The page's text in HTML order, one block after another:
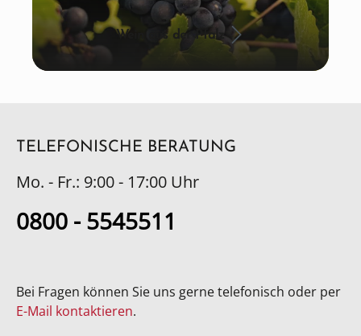
Wein aus der Pfalz
TELEFONISCHE BERATUNG
Mo. - Fr.: 9:00 - 17:00 Uhr
0800 - 5545511
Bei Fragen können Sie uns gerne telefonisch oder per
E-Mail kontaktieren.